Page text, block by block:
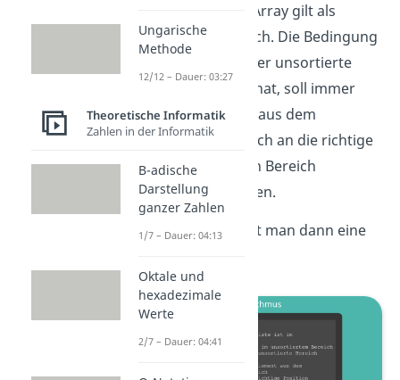
und der restliche Array gilt als
unsortierter Bereich. Die Bedingung
ist, dass solange der unsortierte
Bereich Elemente hat, soll immer
das erste Element aus dem
unsortierten Bereich an die richtige
Stelle im sortierten Bereich
eingeordnet werden.
Zum Schluss erhält man dann eine
Ungarische
Methode
12/12 – Dauer: 03:27
Theoretische Informatik
Zahlen in der Informatik
B-adische
Darstellung
ganzer Zahlen
1/7 – Dauer: 04:13
Oktale und
hexadezimale
Werte
2/7 – Dauer: 04:41